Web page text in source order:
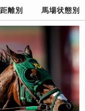
距離別 馬場状態別